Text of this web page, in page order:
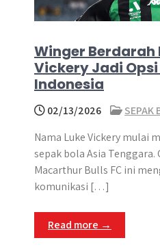
Winger Berdarah
Vickery Jadi
Indonesia
02/13/2026
SEPAK
Nama Luke Vickery mulai
sepak bola Asia Tenggara.
Macarthur Bulls FC ini
komunikasi […]
Read more →